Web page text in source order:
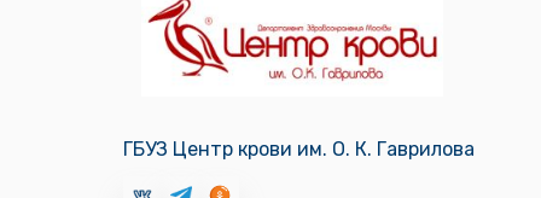
ГБУЗ Центр крови им. О. К. Гаврилова